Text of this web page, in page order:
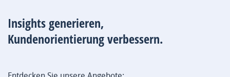
Insights generieren,
Kundenorientierung verbessern.